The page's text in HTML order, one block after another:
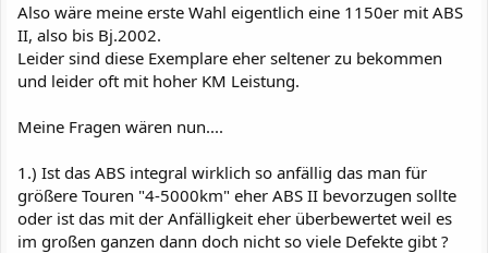
Also wäre meine erste Wahl eigentlich eine 1150er mit ABS
II, also bis Bj.2002.
Leider sind diese Exemplare eher seltener zu bekommen
und leider oft mit hoher KM Leistung.
Meine Fragen wären nun....
1.) Ist das ABS integral wirklich so anfällig das man für
größere Touren "4-5000km" eher ABS II bevorzugen sollte
oder ist das mit der Anfälligkeit eher überbewertet weil es
im großen ganzen dann doch nicht so viele Defekte gibt ?